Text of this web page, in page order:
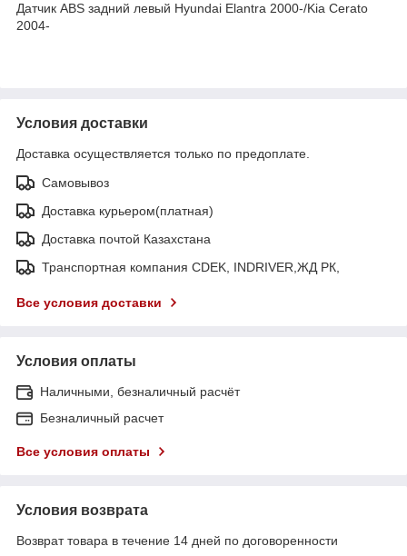
Датчик ABS задний левый Hyundai Elantra 2000-/Kia Cerato
2004-
Условия доставки
Доставка осуществляется только по предоплате.
Самовывоз
Доставка курьером(платная)
Доставка почтой Казахстана
Транспортная компания CDEK, INDRIVER,ЖД РК,
Все условия доставки
Условия оплаты
Наличными, безналичный расчёт
Безналичный расчет
Все условия оплаты
Условия возврата
Возврат товара в течение 14 дней по договоренности